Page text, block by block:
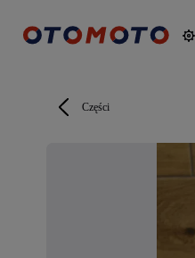
Części